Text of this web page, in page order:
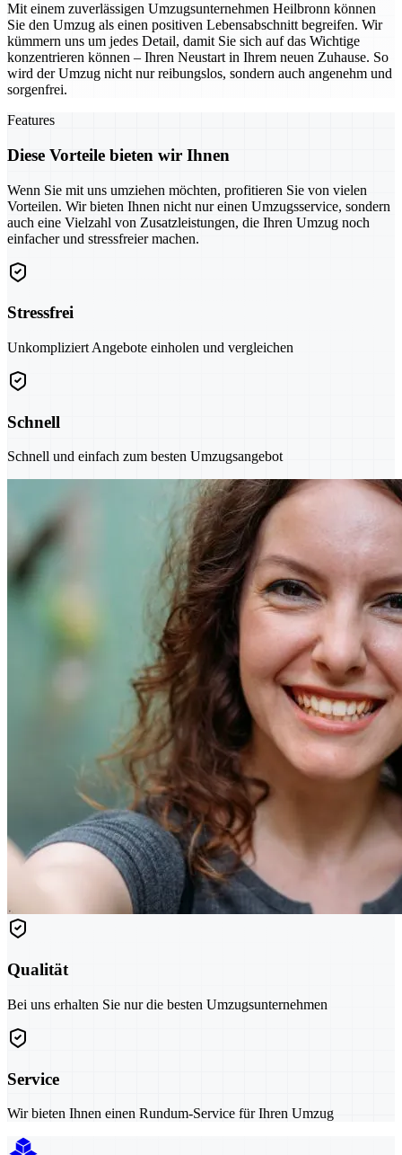
Mit einem zuverlässigen Umzugsunternehmen Heilbronn können
Sie den Umzug als einen positiven Lebensabschnitt begreifen. Wir
kümmern uns um jedes Detail, damit Sie sich auf das Wichtige
konzentrieren können – Ihren Neustart in Ihrem neuen Zuhause. So
wird der Umzug nicht nur reibungslos, sondern auch angenehm und
sorgenfrei.
Features
Diese Vorteile bieten wir Ihnen
Wenn Sie mit uns umziehen möchten, profitieren Sie von vielen
Vorteilen. Wir bieten Ihnen nicht nur einen Umzugsservice, sondern
auch eine Vielzahl von Zusatzleistungen, die Ihren Umzug noch
einfacher und stressfreier machen.
Stressfrei
Unkompliziert Angebote einholen und vergleichen
Schnell
Schnell und einfach zum besten Umzugsangebot
Qualität
Bei uns erhalten Sie nur die besten Umzugsunternehmen
Service
Wir bieten Ihnen einen Rundum-Service für Ihren Umzug